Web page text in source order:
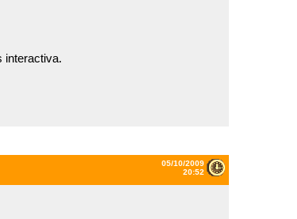
interactiva.
05/10/2009
20:52